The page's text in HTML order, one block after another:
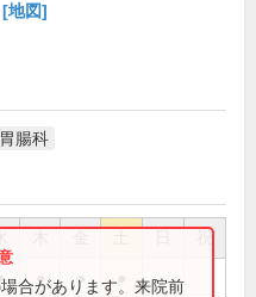
[地図]
胃腸科
祝
● ●
合があります。来院前